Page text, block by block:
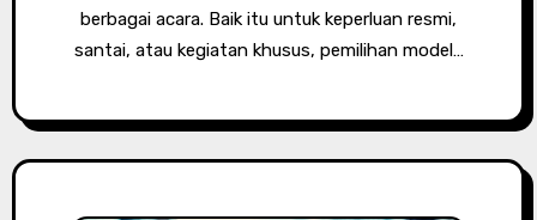
berbagai acara. Baik itu untuk keperluan resmi,
santai, atau kegiatan khusus, pemilihan model…